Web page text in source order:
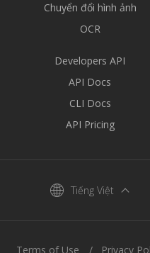
Chuyển đổi hình ảnh
OCR
Developers API
API Docs
CLI Docs
API Pricing
Tiếng Việt
Terms of Use Privacy